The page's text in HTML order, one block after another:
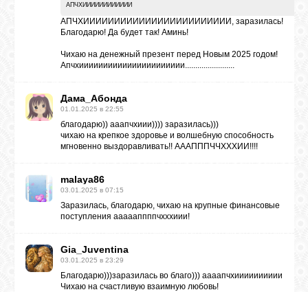
АПЧХИИИИИИИИИИИИ
АПЧХИИИИИИИИИИИИИИИИИИИИИИИИ, заразилась!
Благодарю! Да будет так! Аминь!
Чихаю на денежный презент перед Новым 2025 годом!
Апчхииииииииииииииииииииии........................
Дама_Абонда
01.01.2025 в 22:55
благодарю)) ааапчхиии)))) заразилась)))
чихаю на крепкое здоровье и волшебную способность
мгновенно выздоравливать!! АААПППЧЧХХХИИ!!!!
malaya86
03.01.2025 в 07:15
Заразилась, благодарю, чихаю на крупные финансовые
поступления аааааппппчхххиии!
Gia_Juventina
03.01.2025 в 23:29
Благодарю)))заразилась во благо))) аааапчхииииииииии
Чихаю на счастливую взаимную любовь!